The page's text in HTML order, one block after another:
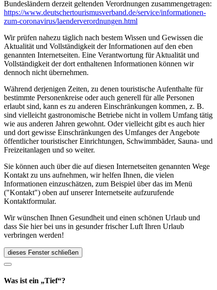
Bundesländern derzeit geltenden Verordnungen zusammengetragen:
https://www.deutscher­tourismusverband.de/­service/­informationen-
zum-coronavirus/­laenderverordnungen.html
Wir prüfen nahezu täglich nach bestem Wissen und Gewissen die
Aktualität und Vollständigkeit der Informationen auf den eben
genannten Internetseiten. Eine Verantwortung für Aktualität und
Vollständigkeit der dort enthaltenen Informationen können wir
dennoch nicht übernehmen.
Während derjenigen Zeiten, zu denen touristische Aufenthalte für
bestimmte Personenkreise oder auch generell für alle Personen
erlaubt sind, kann es zu anderen Einschränkungen kommen, z. B.
sind vielleicht gastronomische Betriebe nicht in vollem Umfang tätig
wie aus anderen Jahren gewohnt. Oder vielleicht gibt es auch hier
und dort gewisse Einschränkungen des Umfanges der Angebote
öffentlicher touristischer Einrichtungen, Schwimmbäder, Sauna- und
Freizeitanlagen und so weiter.
Sie können auch über die auf diesen Internetseiten genannten Wege
Kontakt zu uns aufnehmen, wir helfen Ihnen, die vielen
Informationen einzuschätzen, zum Beispiel über das im Menü
("Kontakt") oben auf unserer Internetseite aufzurufende
Kontaktformular.
Wir wünschen Ihnen Gesundheit und einen schönen Urlaub und
dass Sie hier bei uns in gesunder frischer Luft Ihren Urlaub
verbringen werden!
dieses Fenster schließen
Was ist ein „Tief“?